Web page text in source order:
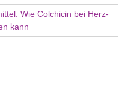
Wie Colchicin bei Herz-
kann